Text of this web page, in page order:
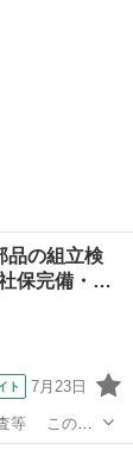
品の組立検
保完備・…
ト 7月23日
のお